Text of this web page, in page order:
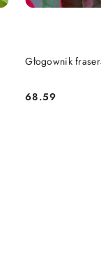
Głogownik
Cena:
68.59